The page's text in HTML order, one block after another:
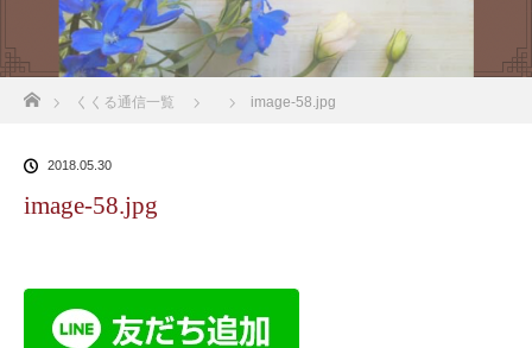
くくる通信一覧 image-58.jpg
2018.05.30
image-58.jpg